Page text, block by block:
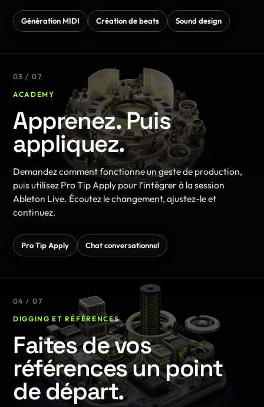
Génération MIDI Création de beats Sound design
03 / 07
ACADEMY
Apprenez. Puis
appliquez.
Demandez comment fonctionne un geste de production,
puis utilisez Pro Tip Apply pour l’intégrer à la session
Ableton Live. Écoutez le changement, ajustez-le et
continuez.
Pro Tip Apply Chat conversationnel
04 / 07
DIGGING ET RÉFÉRENCES
Faites de vos
références un point
de départ.